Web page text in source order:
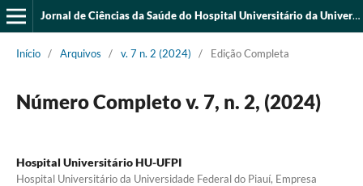
Jornal de Ciências da Saúde do Hospital Universitário da Universidade Federal do Piauí
Início / Arquivos / v. 7 n. 2 (2024) / Edição Completa
Número Completo v. 7, n. 2, (2024)
Hospital Universitário HU-UFPI
Hospital Universitário da Universidade Federal do Piauí, Empresa